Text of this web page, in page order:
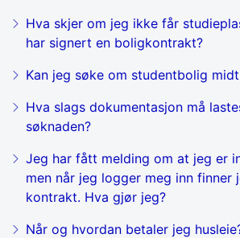
Hva skjer om jeg ikke får
har signert en boligkontrakt?
Kan jeg søke om studentbolig
Hva slags dokumentasjon må
søknaden?
Jeg har fått melding om at jeg er
men når jeg logger meg inn finner
kontrakt. Hva gjør jeg?
Når og hvordan betaler jeg